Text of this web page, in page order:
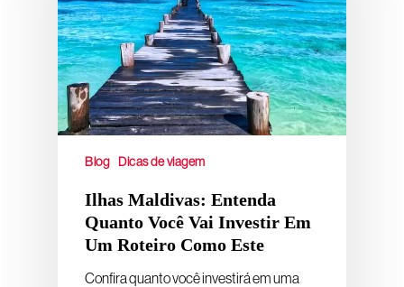
Blog Dicas de viagem
Ilhas Maldivas: Entenda
Quanto Você Vai Investir Em
Um Roteiro Como Este
Confira quanto você investirá em uma